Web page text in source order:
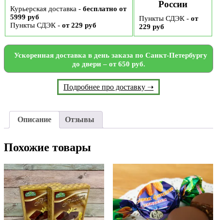
Курьерская доставка - бесплатно от
5999 руб
Пункты СДЭК - от 229 руб
России
Пункты СДЭК - от
229 руб
Ускоренная доставка в день заказа по Санкт-Петербургу
до двери – от 650 руб.
Подробнее про доставку ➝
Описание Отзывы
Похожие товары